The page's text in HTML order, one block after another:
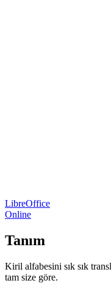
LibreOffice
Online
Tanım
Kiril alfabesini sık sık
tam size göre.